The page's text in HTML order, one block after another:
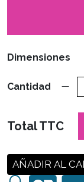
Dimensiones
Cantidad
Total TTC
AÑADIR AL